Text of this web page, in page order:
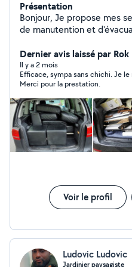
Présentation
Bonjour, Je propose mes
de manutention et
prends pas la tête, toujours
Disponible pour toute
Dernier avis laissé par
Il y a 2 mois
Efficace, sympa sans chichi. Je
Merci pour la prestation.
Voir le profil
Ludovic Ludovic
Jardinier paysagiste